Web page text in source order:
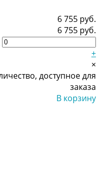
6 755 руб.
6 755 руб.
+
×
доступное для
заказа
В корзину